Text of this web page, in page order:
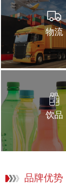
物流
饮品
品牌优势